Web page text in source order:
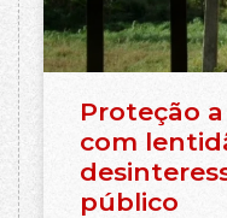
Proteção
com
público